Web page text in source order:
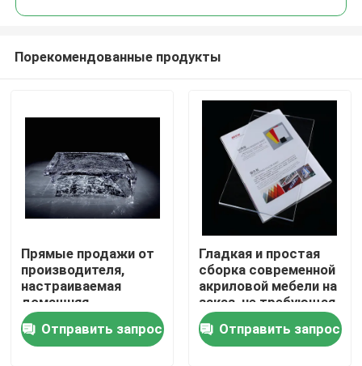
Домой
Продукты
Порекомендованные продукты
Прямые продажи от
производителя,
настраиваемая
домашняя
декоративная
ледяная резьба
круглый платиновый
Отправить запрос
Гладкая и простая
сборка современной
акриловой мебели на
заказ, не требующая
сборки,
настраиваемые
цвета
Отправить запрос